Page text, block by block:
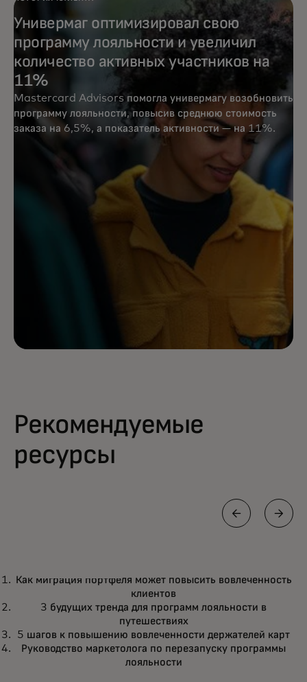
Универмаг оптимизировал свою
программу лояльности и увеличил
количество активных участников на
11%
Mastercard Advisors помогла универмагу возобновить
программу лояльности, повысив среднюю стоимость
заказа на 6,5%, а показатель активности — на 11%.
Рекомендуемые
ресурсы
Как миграция портфеля может
повысить вовлеченность клиентов
opens in a new tab
Как миграция портфеля может повысить вовлеченность
клиентов
3 будущих тренда для программ лояльности в
путешествиях
5 шагов к повышению вовлеченности держателей карт
Руководство маркетолога по перезапуску программы
лояльности